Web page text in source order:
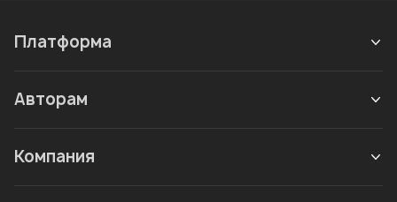
Платформа
Авторам
Компания